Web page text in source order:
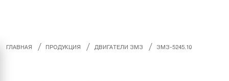
ГЛАВНАЯ / ПРОДУКЦИЯ / ДВИГАТЕЛИ ЗМЗ / ЗМЗ-5245.10